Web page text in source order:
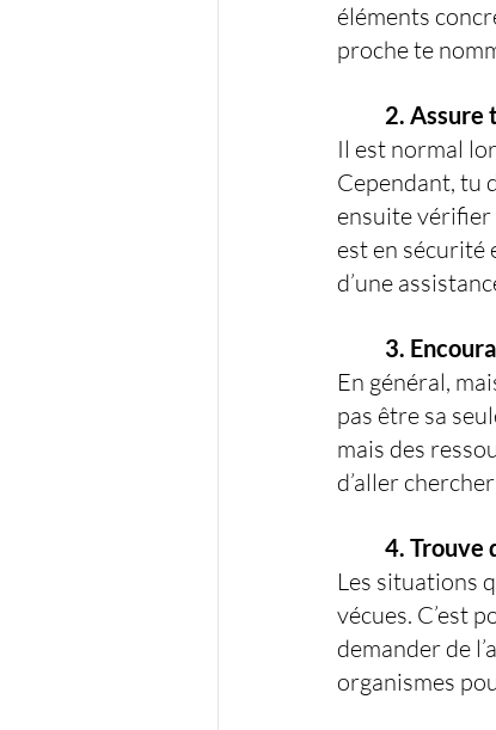
éléments
proche te
2. Assure
Il est normal
Cependant, tu
ensuite
est en sécurité
d’une
3.
En général,
pas être sa
mais des
d’aller
4. Trouve
Les situations
vécues. C’est
demander de
organismes